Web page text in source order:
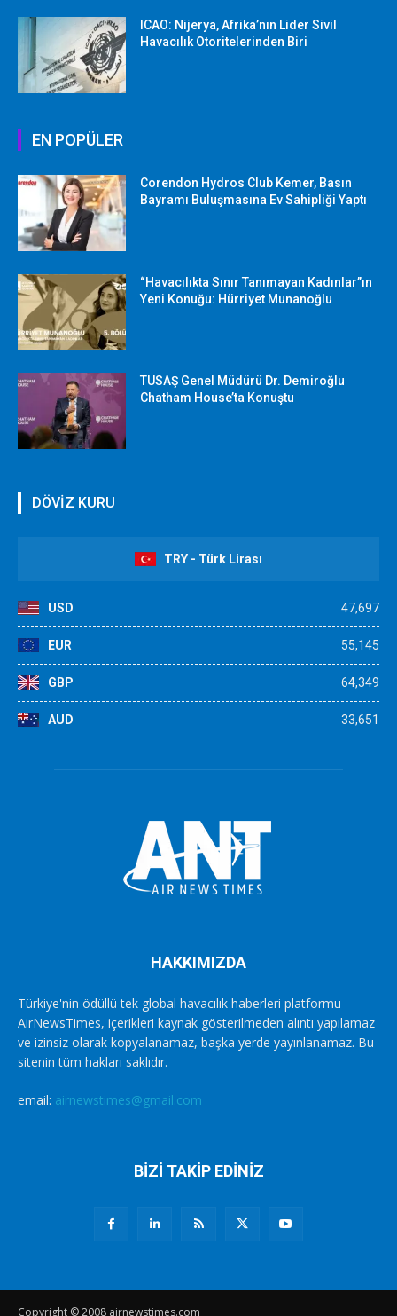
ICAO: Nijerya, Afrika’nın Lider Sivil
Havacılık Otoritelerinden Biri
EN POPÜLER
Corendon Hydros Club Kemer, Basın
Bayramı Buluşmasına Ev Sahipliği Yaptı
“Havacılıkta Sınır Tanımayan Kadınlar”ın
Yeni Konuğu: Hürriyet Munanoğlu
TUSAŞ Genel Müdürü Dr. Demiroğlu
Chatham House’ta Konuştu
DÖVİZ KURU
TRY - Türk Lirası
USD 47,697
EUR 55,145
GBP 64,349
AUD 33,651
HAKKIMIZDA
Türkiye'nin ödüllü tek global havacılık haberleri platformu
AirNewsTimes, içerikleri kaynak gösterilmeden alıntı yapılamaz
ve izinsiz olarak kopyalanamaz, başka yerde yayınlanamaz. Bu
sitenin tüm hakları saklıdır.
email: airnewstimes@gmail.com
BİZİ TAKİP EDİNİZ
Copyright © 2008 airnewstimes.com